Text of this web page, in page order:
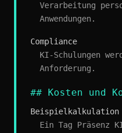
Verarbeitung
Anwendungen.
Compliance
KI-Schulungen
Anforderung.
## Kosten und
Beispielkalkulation
Ein Tag Präsenz